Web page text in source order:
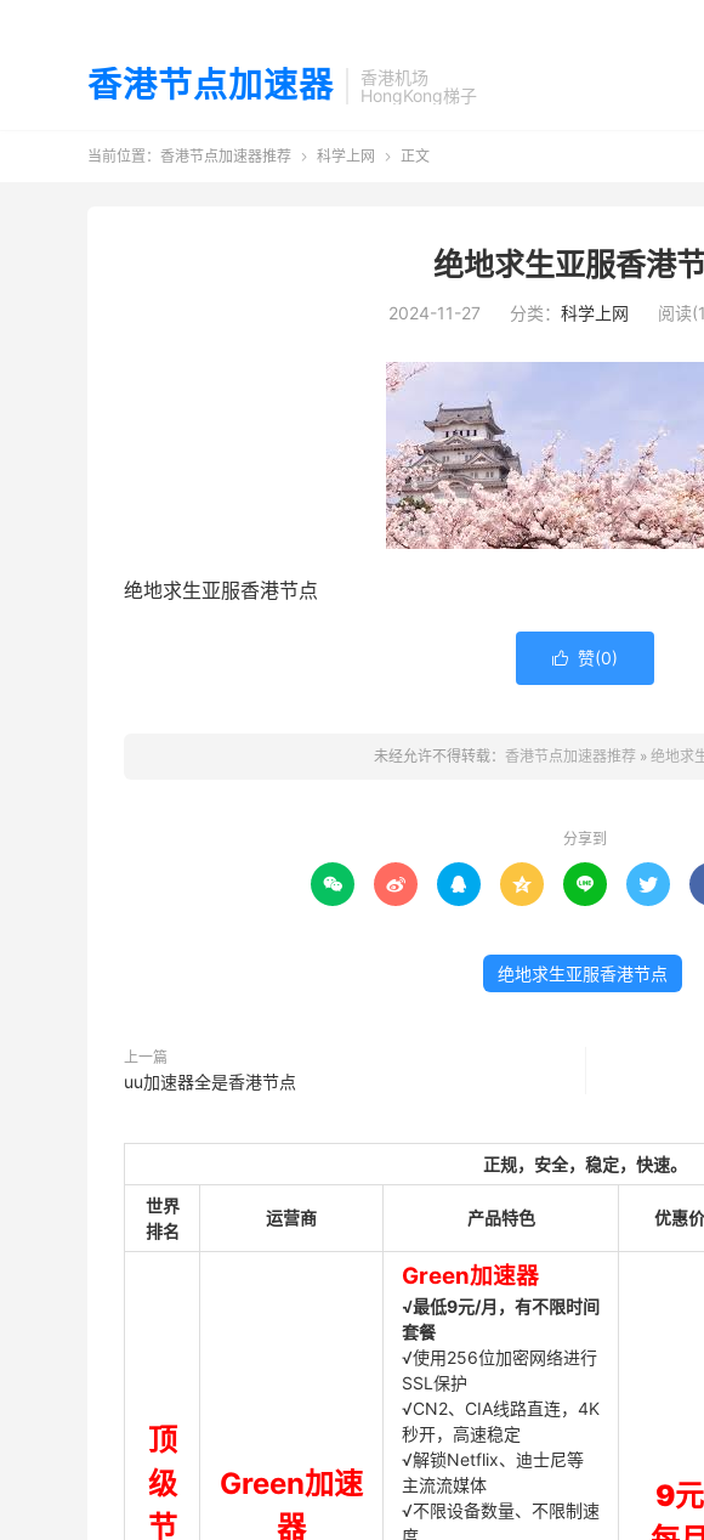
香港节点加速器
香港机场
HongKong梯子
当前位置： 香港节点加速器推荐  科学上网  正文
绝地求生亚服香港
2024-11-27 分类： 科学上网 阅读
绝地求生亚服香港节点
 赞(0)
未经允许不得转载： 香港节点加速器推荐 » 绝地求
分享到
     
绝地求生亚服香港节点
上一篇
uu加速器全是香港节点
正规，安全，稳定，快速。
世界
排名
运营商 产品特色 优惠价
顶
级
节
Green加速
器
Green加速器
√最低9元/月，有不限时间
套餐
√使用256位加密网络进行
SSL保护
√CN2、CIA线路直连，4K
秒开，高速稳定
√解锁Netflix、迪士尼等
主流流媒体
√不限设备数量、不限制速
度
9元